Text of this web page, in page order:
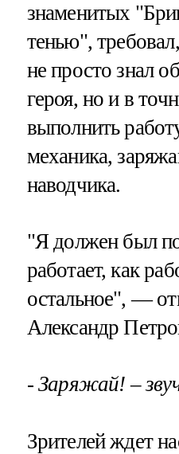
знаменитых
тенью",
не просто знал
героя, но и в
выполнить
механика,
наводчика.
"Я должен был
работает, как
остальное", —
Александр
- Заряжай! –
Зрителей ждет